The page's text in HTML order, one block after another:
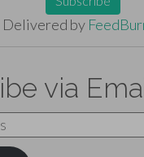
Delivered by
via